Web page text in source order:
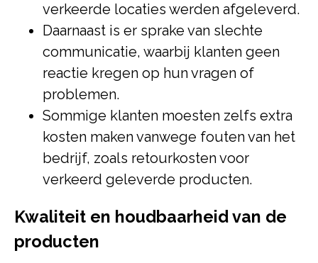
verkeerde locaties werden afgeleverd.
Daarnaast is er sprake van slechte
communicatie, waarbij klanten geen
reactie kregen op hun vragen of
problemen.
Sommige klanten moesten zelfs extra
kosten maken vanwege fouten van het
bedrijf, zoals retourkosten voor
verkeerd geleverde producten.
Kwaliteit en houdbaarheid van de
producten